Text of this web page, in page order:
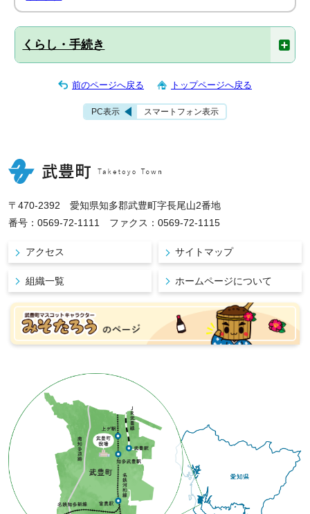
くらし・手続き
前のページへ戻る トップページへ戻る
PC表示 スマートフォン表示
〒470-2392 愛知県知多郡武豊町字長尾山2番地
番号：0569-72-1111 ファクス：0569-72-1115
アクセス サイトマップ
組織一覧 ホームページについて